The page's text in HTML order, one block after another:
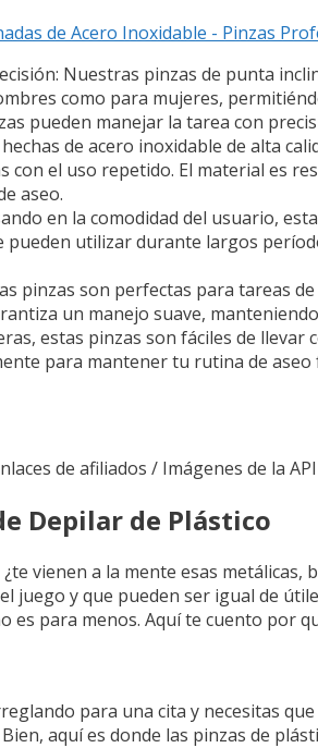
de Acero Inoxidable - Pinzas
Nuestras pinzas de punta
como para mujeres,
pueden manejar la tarea con
de acero inoxidable de alta
con el uso repetido. El material es
aseo.
en la comodidad del usuario,
pueden utilizar durante largos
pinzas son perfectas para tareas
un manejo suave,
estas pinzas son fáciles de llevar
para mantener tu rutina de aseo
de afiliados / Imágenes de la
Depilar de Plástico
vienen a la mente esas
juego y que pueden ser igual de
es para menos. Aquí te cuento por
para una cita y necesitas
aquí es donde las pinzas de